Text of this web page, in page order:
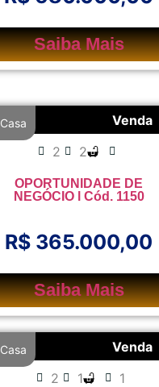
Saiba Mais
Venda
Casa
2 2
OPORTUNIDADE DE
NEGÓCIO l Cód. 1150
R$ 365.000,00
Saiba Mais
Venda
Casa
2 1 1